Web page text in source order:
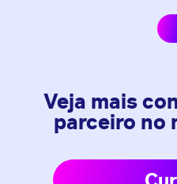
Veja mais
parceiro no